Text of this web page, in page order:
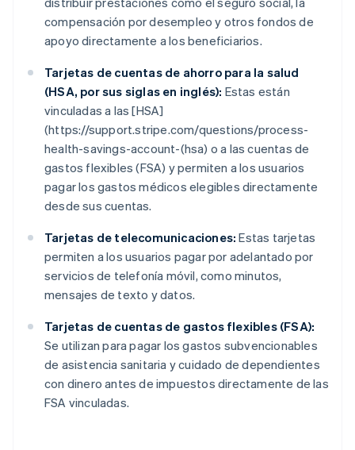
compensación por desempleo y otros fondos de
apoyo directamente a los beneficiarios.
Tarjetas de cuentas de ahorro para la salud
(HSA, por sus siglas en inglés): Estas están
vinculadas a las [HSA]
(https://support.stripe.com/questions/process-
health-savings-account-(hsa) o a las cuentas de
gastos flexibles (FSA) y permiten a los usuarios
pagar los gastos médicos elegibles directamente
desde sus cuentas.
Tarjetas de telecomunicaciones: Estas tarjetas
permiten a los usuarios pagar por adelantado por
servicios de telefonía móvil, como minutos,
mensajes de texto y datos.
Tarjetas de cuentas de gastos flexibles (FSA):
Se utilizan para pagar los gastos subvencionables
de asistencia sanitaria y cuidado de dependientes
con dinero antes de impuestos directamente de las
FSA vinculadas.